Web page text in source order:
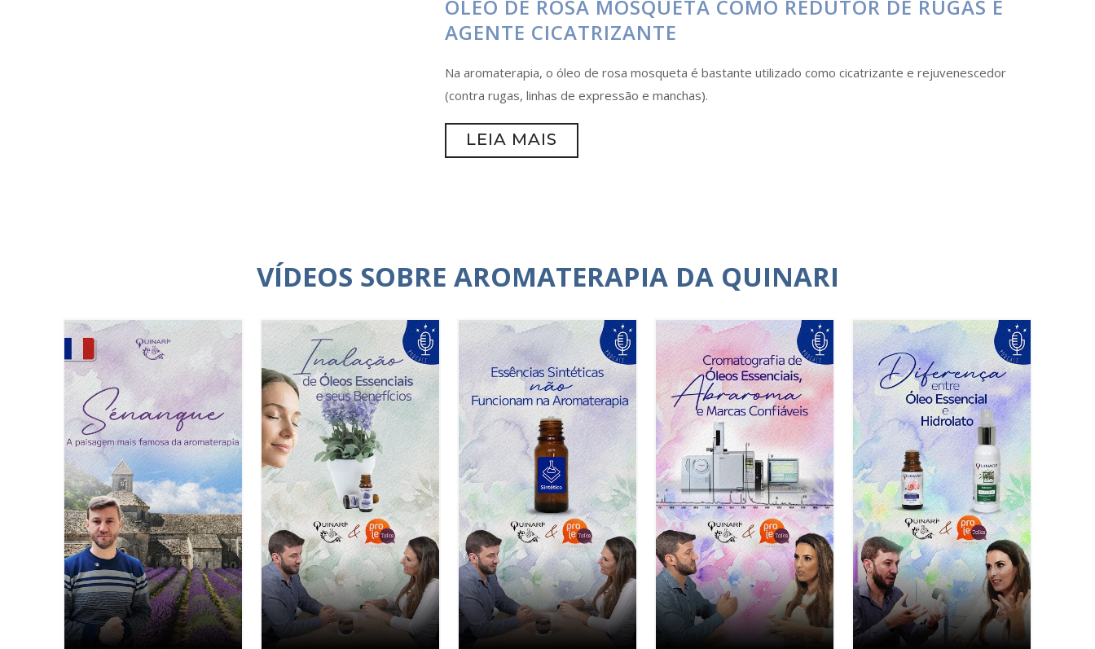
ÓLEO DE ROSA MOSQUETA COMO REDUTOR DE RUGAS E
AGENTE CICATRIZANTE
Na aromaterapia, o óleo de rosa mosqueta é bastante utilizado como cicatrizante e rejuvenescedor
(contra rugas, linhas de expressão e manchas).
LEIA MAIS
VÍDEOS SOBRE AROMATERAPIA DA QUINARI